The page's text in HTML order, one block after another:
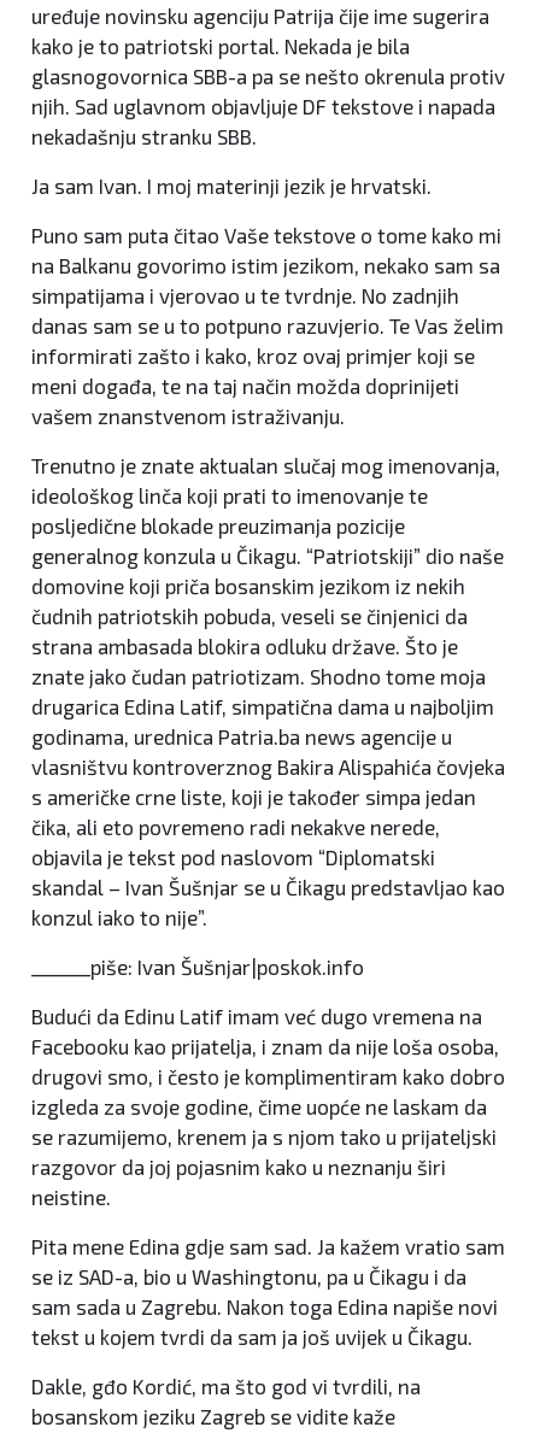
uređuje novinsku agenciju Patrija čije ime sugerira
kako je to patriotski portal. Nekada je bila
glasnogovornica SBB-a pa se nešto okrenula protiv
njih. Sad uglavnom objavljuje DF tekstove i napada
nekadašnju stranku SBB.
Ja sam Ivan. I moj materinji jezik je hrvatski.
Puno sam puta čitao Vaše tekstove o tome kako mi
na Balkanu govorimo istim jezikom, nekako sam sa
simpatijama i vjerovao u te tvrdnje. No zadnjih
danas sam se u to potpuno razuvjerio. Te Vas želim
informirati zašto i kako, kroz ovaj primjer koji se
meni događa, te na taj način možda doprinijeti
vašem znanstvenom istraživanju.
Trenutno je znate aktualan slučaj mog imenovanja,
ideološkog linča koji prati to imenovanje te
posljedične blokade preuzimanja pozicije
generalnog konzula u Čikagu. “Patriotskiji” dio naše
domovine koji priča bosanskim jezikom iz nekih
čudnih patriotskih pobuda, veseli se činjenici da
strana ambasada blokira odluku države. Što je
znate jako čudan patriotizam. Shodno tome moja
drugarica Edina Latif, simpatična dama u najboljim
godinama, urednica Patria.ba news agencije u
vlasništvu kontroverznog Bakira Alispahića čovjeka
s američke crne liste, koji je također simpa jedan
čika, ali eto povremeno radi nekakve nerede,
objavila je tekst pod naslovom “Diplomatski
skandal – Ivan Šušnjar se u Čikagu predstavljao kao
konzul iako to nije”.
_______piše: Ivan Šušnjar|poskok.info
Budući da Edinu Latif imam već dugo vremena na
Facebooku kao prijatelja, i znam da nije loša osoba,
drugovi smo, i često je komplimentiram kako dobro
izgleda za svoje godine, čime uopće ne laskam da
se razumijemo, krenem ja s njom tako u prijateljski
razgovor da joj pojasnim kako u neznanju širi
neistine.
Pita mene Edina gdje sam sad. Ja kažem vratio sam
se iz SAD-a, bio u Washingtonu, pa u Čikagu i da
sam sada u Zagrebu. Nakon toga Edina napiše novi
tekst u kojem tvrdi da sam ja još uvijek u Čikagu.
Dakle, gđo Kordić, ma što god vi tvrdili, na
bosanskom jeziku Zagreb se vidite kaže